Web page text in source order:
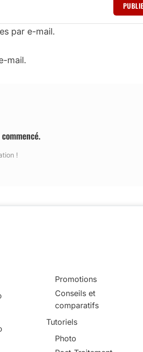
par e-mail.
mail.
!
Promotions
Conseils et
comparatifs
Tutoriels
Photo